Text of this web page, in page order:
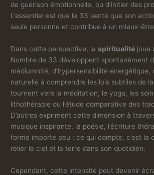
de guérison émotionnelle, ou d’initier des
L’essentiel est que le 33 sente que son
seule personne et contribue à un mieux-
Dans cette perspective, laspiritualité joue
Nombre de 33 développent spontanément
médiumnité, d’hypersensibilité énergétique,
naturelle à comprendre les lois subtiles de
tournent vers la méditation, le yoga, les
lithothérapie ou l’étude comparative des
D’autres expriment cette dimension à
musique inspirante, la poésie, l’écriture
forme importe peu : ce qui compte, c’est la
relier le ciel et la terre dans son quotidien.
Cependant, cette intensité peut devenir